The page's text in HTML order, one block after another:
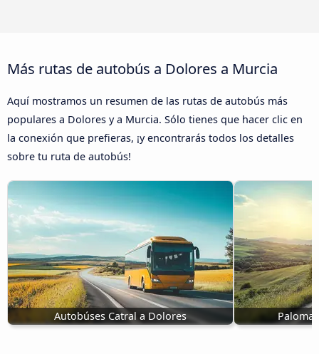
Más rutas de autobús a Dolores a Murcia
Aquí mostramos un resumen de las rutas de autobús más
populares a Dolores y a Murcia. Sólo tienes que hacer clic en
la conexión que prefieras, ¡y encontrarás todos los detalles
sobre tu ruta de autobús!
Autobúses Catral a Dolores